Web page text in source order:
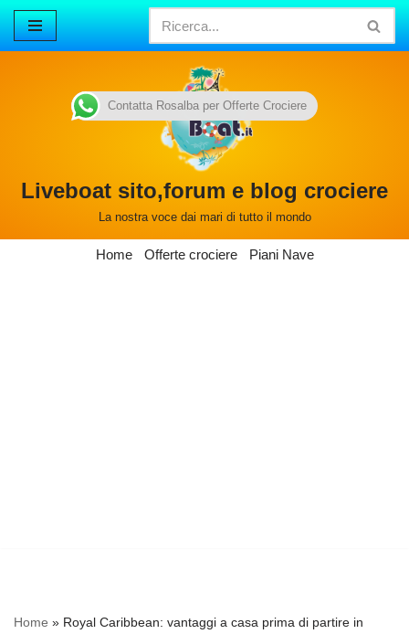
Vai
Liveboat sito,forum e blog crociere
La nostra voce dai mari di tutto il mondo
Home Offerte crociere Piani Nave
Home » Royal Caribbean: vantaggi a casa prima di partire in
Contatta Rosalba per Offerte Crociere